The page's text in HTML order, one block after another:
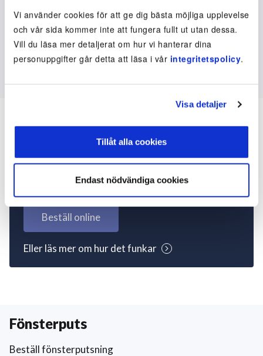
Vi använder cookies för att ge dig bästa möjliga upplevelse
och vår sida kommer inte att fungera fullt ut utan dessa.
Vill du läsa mer detaljerat om hur vi hanterar dina
personuppgifter går detta att läsa i vår integritetspolicy.
Visa detaljer
Tillåt alla cookies
Endast nödvändiga cookies
Inte kund ännu? Kom
igång nu!
Beställ online
Eller läs mer om hur det funkar
Fönsterputs
Beställ fönsterputsning